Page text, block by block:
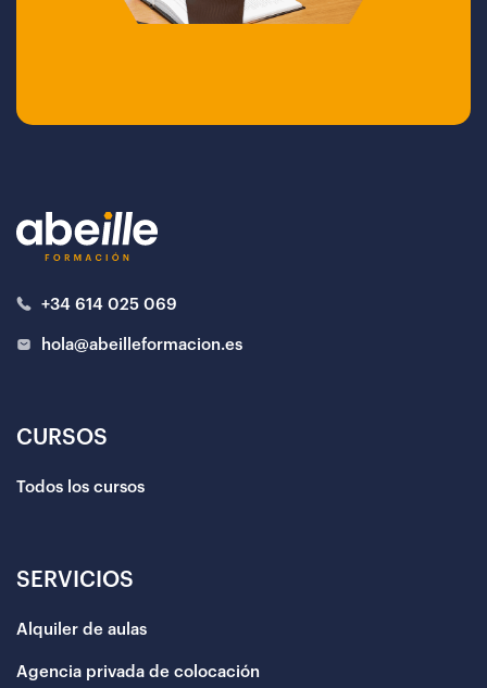
+34 614 025 069
hola@abeilleformacion.es
CURSOS
Todos los cursos
SERVICIOS
Alquiler de aulas
Agencia privada de colocación